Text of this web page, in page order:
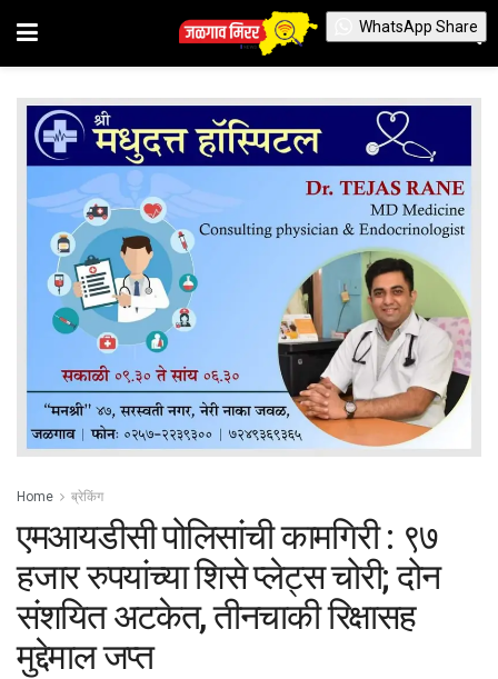
Home ब्रेकिंग
एमआयडीसी पोलिसांची कामगिरी : ९७
हजार रुपयांच्या शिसे प्लेट्स चोरी; दोन
संशयित अटकेत, तीनचाकी रिक्षासह
मुद्देमाल जप्त
WhatsApp Share